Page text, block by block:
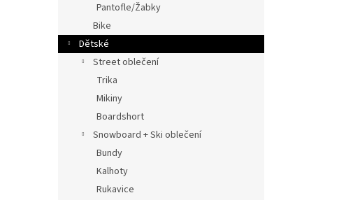
Pantofle/Žabky
Bike
Dětské
Street oblečení
Trika
Mikiny
Boardshort
Snowboard + Ski oblečení
Bundy
Kalhoty
Rukavice